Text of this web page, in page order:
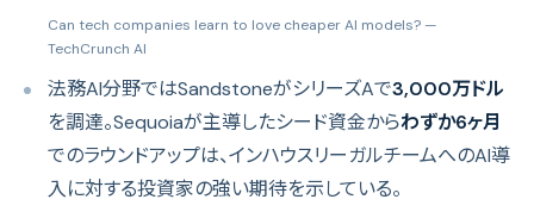
Can tech companies learn to love cheaper AI models? —
TechCrunch AI
法務AI分野ではSandstoneがシリーズAで3,000万ドル
を調達。Sequoiaが主導したシード資金からわずか6ヶ月
でのラウンドアップは、インハウスリーガルチームへのAI導
入に対する投資家の強い期待を示している。